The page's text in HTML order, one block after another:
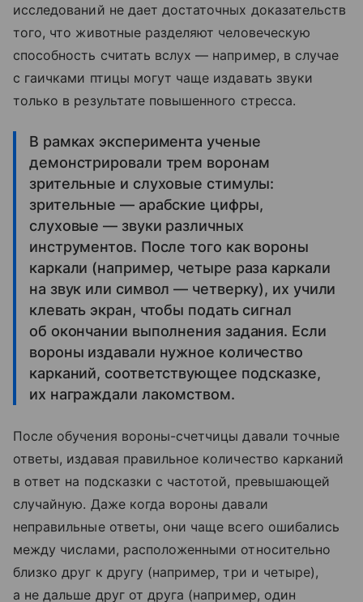
исследований не дает достаточных доказательств
того, что животные разделяют человеческую
способность считать вслух — например, в случае
с гаичками птицы могут чаще издавать звуки
только в результате повышенного стресса.
В рамках эксперимента ученые
демонстрировали трем воронам
зрительные и слуховые стимулы:
зрительные — арабские цифры,
слуховые — звуки различных
инструментов. После того как вороны
каркали (например, четыре раза каркали
на звук или символ — четверку), их учили
клевать экран, чтобы подать сигнал
об окончании выполнения задания. Если
вороны издавали нужное количество
карканий, соответствующее подсказке,
их награждали лакомством.
После обучения вороны-счетчицы давали точные
ответы, издавая правильное количество карканий
в ответ на подсказки с частотой, превышающей
случайную. Даже когда вороны давали
неправильные ответы, они чаще всего ошибались
между числами, расположенными относительно
близко друг к другу (например, три и четыре),
а не дальше друг от друга (например, один